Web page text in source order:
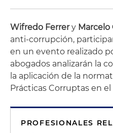
Wifredo Ferrery Marcelo
anti-corrupción,
en un evento realizado
abogados analizarán la
la aplicación de la
Prácticas Corruptas en el
PROFESIONALES